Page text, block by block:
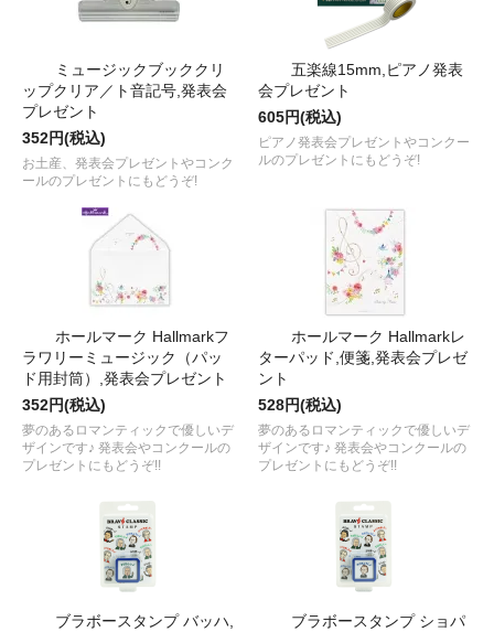
ミュージックブッククリ
ップクリア／ト音記号,発表会
プレゼント
352円(税込)
お土産、発表会プレゼントやコンク
ールのプレゼントにもどうぞ!
五楽線15mm,ピアノ発表
会プレゼント
605円(税込)
ピアノ発表会プレゼントやコンクー
ルのプレゼントにもどうぞ!
ホールマーク Hallmarkフ
ラワリーミュージック（パッ
ド用封筒）,発表会プレゼント
352円(税込)
夢のあるロマンティックで優しいデ
ザインです♪ 発表会やコンクールの
プレゼントにもどうぞ!!
ホールマーク Hallmarkレ
ターパッド,便箋,発表会プレゼ
ント
528円(税込)
夢のあるロマンティックで優しいデ
ザインです♪ 発表会やコンクールの
プレゼントにもどうぞ!!
ブラボースタンプ バッハ,
ブラボースタンプ ショパ